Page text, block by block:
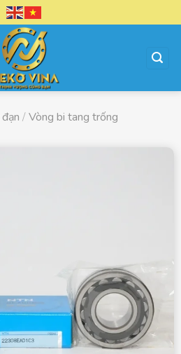
/ Vòng bi tang trống